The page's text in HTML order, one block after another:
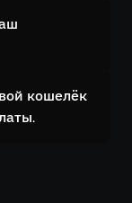
кошелёк